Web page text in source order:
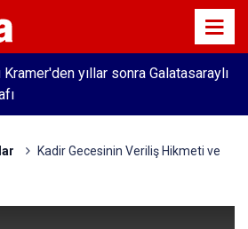
yıllar sonra Galatasaraylı
Kadir Gecesinin Veriliş Hikmeti ve